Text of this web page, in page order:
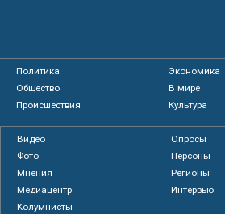
Политика
Экономика
Общество
В мире
Происшествия
Культура
Видео
Опросы
Фото
Персоны
Мнения
Регионы
Медиацентр
Интервью
Колумнисты